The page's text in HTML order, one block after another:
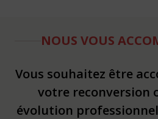
NOUS VOUS
Vous souhaitez être
votre reconversion
évolution